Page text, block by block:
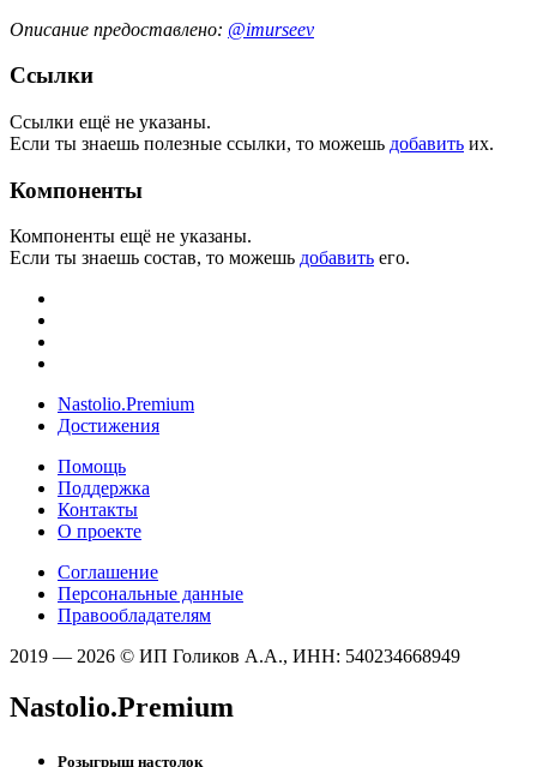
Описание предоставлено: @imurseev
Ссылки
Ссылки ещё не указаны.
Если ты знаешь полезные ссылки, то можешь добавить их.
Компоненты
Компоненты ещё не указаны.
Если ты знаешь состав, то можешь добавить его.
Nastolio.Premium
Достижения
Помощь
Поддержка
Контакты
О проекте
Соглашение
Персональные данные
Правообладателям
2019 — 2026 © ИП Голиков А.А., ИНН: 540234668949
Nastolio.Premium
Розыгрыш настолок